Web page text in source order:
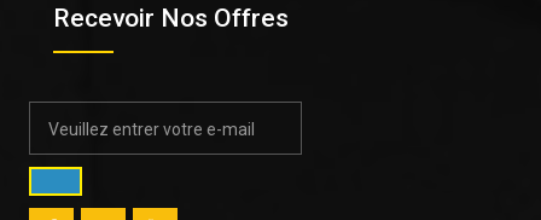
Recevoir Nos Offres